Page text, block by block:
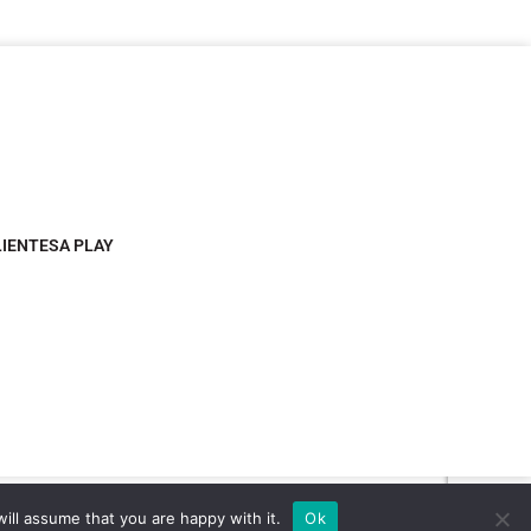
PLAY
assume that you are happy with it. Ok